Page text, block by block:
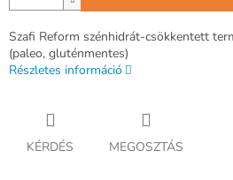
Szafi Reform szénhidrát-csökkentett
(paleo, gluténmentes)
Részletes információ
KÉRDÉS MEGOSZTÁS